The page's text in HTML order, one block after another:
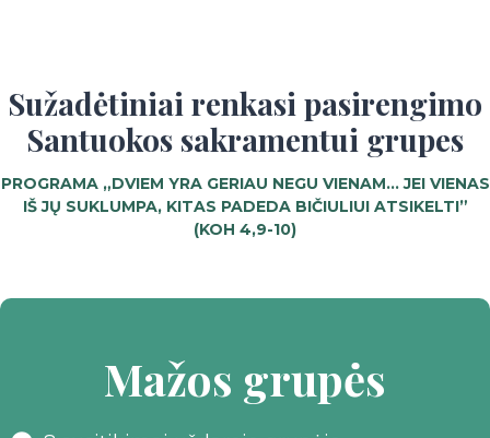
Sužadėtiniai renkasi pasirengimo
Santuokos sakramentui grupes
PROGRAMA „DVIEM YRA GERIAU NEGU VIENAM… JEI VIENAS
IŠ JŲ SUKLUMPA, KITAS PADEDA BIČIULIUI ATSIKELTI”
(KOH 4,9-10)
Mažos grupės